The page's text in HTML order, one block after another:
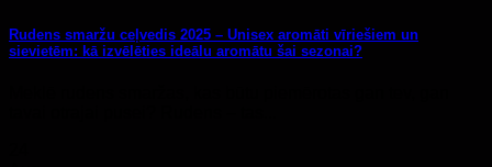
Rudens smaržu ceļvedis 2025 – Unisex aromāti vīriešiem un
sievietēm: kā izvēlēties ideālu aromātu šai sezonai?